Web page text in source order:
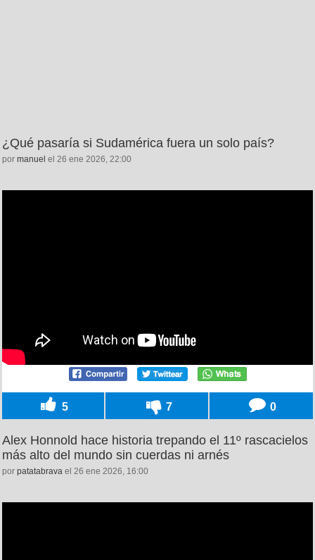
¿Qué pasaría si Sudamérica fuera un solo país?
por manuel el 26 ene 2026, 22:00
5 7 0
Alex Honnold hace historia trepando el 11º rascacielos
más alto del mundo sin cuerdas ni arnés
por patatabrava el 26 ene 2026, 16:00